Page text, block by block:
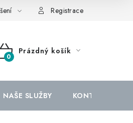
Registrace
Prázdný košík
NAŠE SLUŽBY KONTAKTY